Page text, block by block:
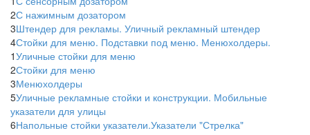
2С нажимным дозатором
3Штендер для рекламы. Уличный рекламный штендер
4Стойки для меню. Подставки под меню. Менюхолдеры.
1Уличные стойки для меню
2Стойки для меню
3Менюхолдеры
5Уличные рекламные стойки и конструкции. Мобильные
указатели для улицы
6Напольные стойки указатели.Указатели "Стрелка"